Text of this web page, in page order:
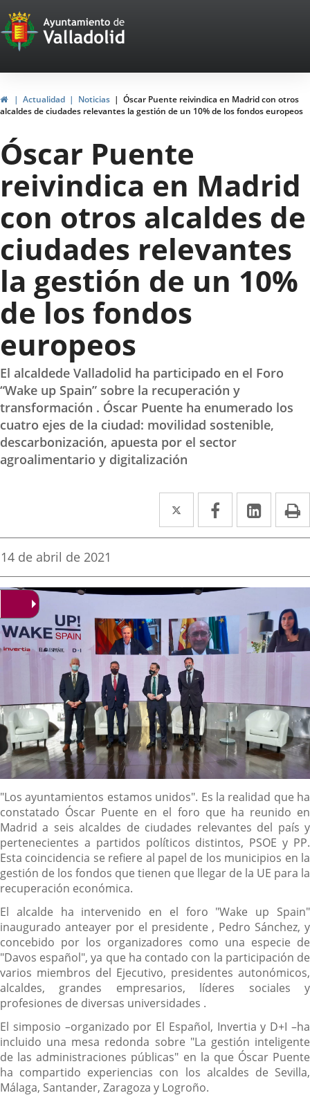
Portal
Web
del
Ayuntamiento
de
Valladolid
InicioActualidad Noticias
Óscar Puente reivindica en Madrid con otros
alcaldes de ciudades relevantes la gestión de un 10% de los fondos europeos
Óscar Puente
reivindica en Madrid
con otros alcaldes de
ciudades relevantes
la gestión de un 10%
de los fondos
europeos
El alcaldede Valladolid ha participado en el Foro
“Wake up Spain” sobre la recuperación y
transformación . Óscar Puente ha enumerado los
cuatro ejes de la ciudad: movilidad sostenible,
descarbonización, apuesta por el sector
agroalimentario y digitalización
Twitter
Enlace
a
aplicación
externa.
Facebook
Enlace
a
aplicación
externa.
Enlace
a
Fecha
la
noticia
14 de abril de 2021
Descripción
"Los ayuntamientos estamos unidos". Es la realidad que ha
constatado Óscar Puente en el foro que ha reunido en
Madrid a seis alcaldes de ciudades relevantes del país y
pertenecientes a partidos políticos distintos, PSOE y PP.
Esta coincidencia se refiere al papel de los municipios en la
gestión de los fondos que tienen que llegar de la UE para la
recuperación económica.
El alcalde ha intervenido en el foro "Wake up Spain"
inaugurado anteayer por el presidente , Pedro Sánchez, y
concebido por los organizadores como una especie de
"Davos español", ya que ha contado con la participación de
varios miembros del Ejecutivo, presidentes autonómicos,
alcaldes, grandes empresarios, líderes sociales y
profesiones de diversas universidades .
El simposio –organizado por El Español, Invertia y D+I –ha
incluido una mesa redonda sobre "La gestión inteligente
de las administraciones públicas" en la que Óscar Puente
ha compartido experiencias con los alcaldes de Sevilla,
Málaga, Santander, Zaragoza y Logroño.